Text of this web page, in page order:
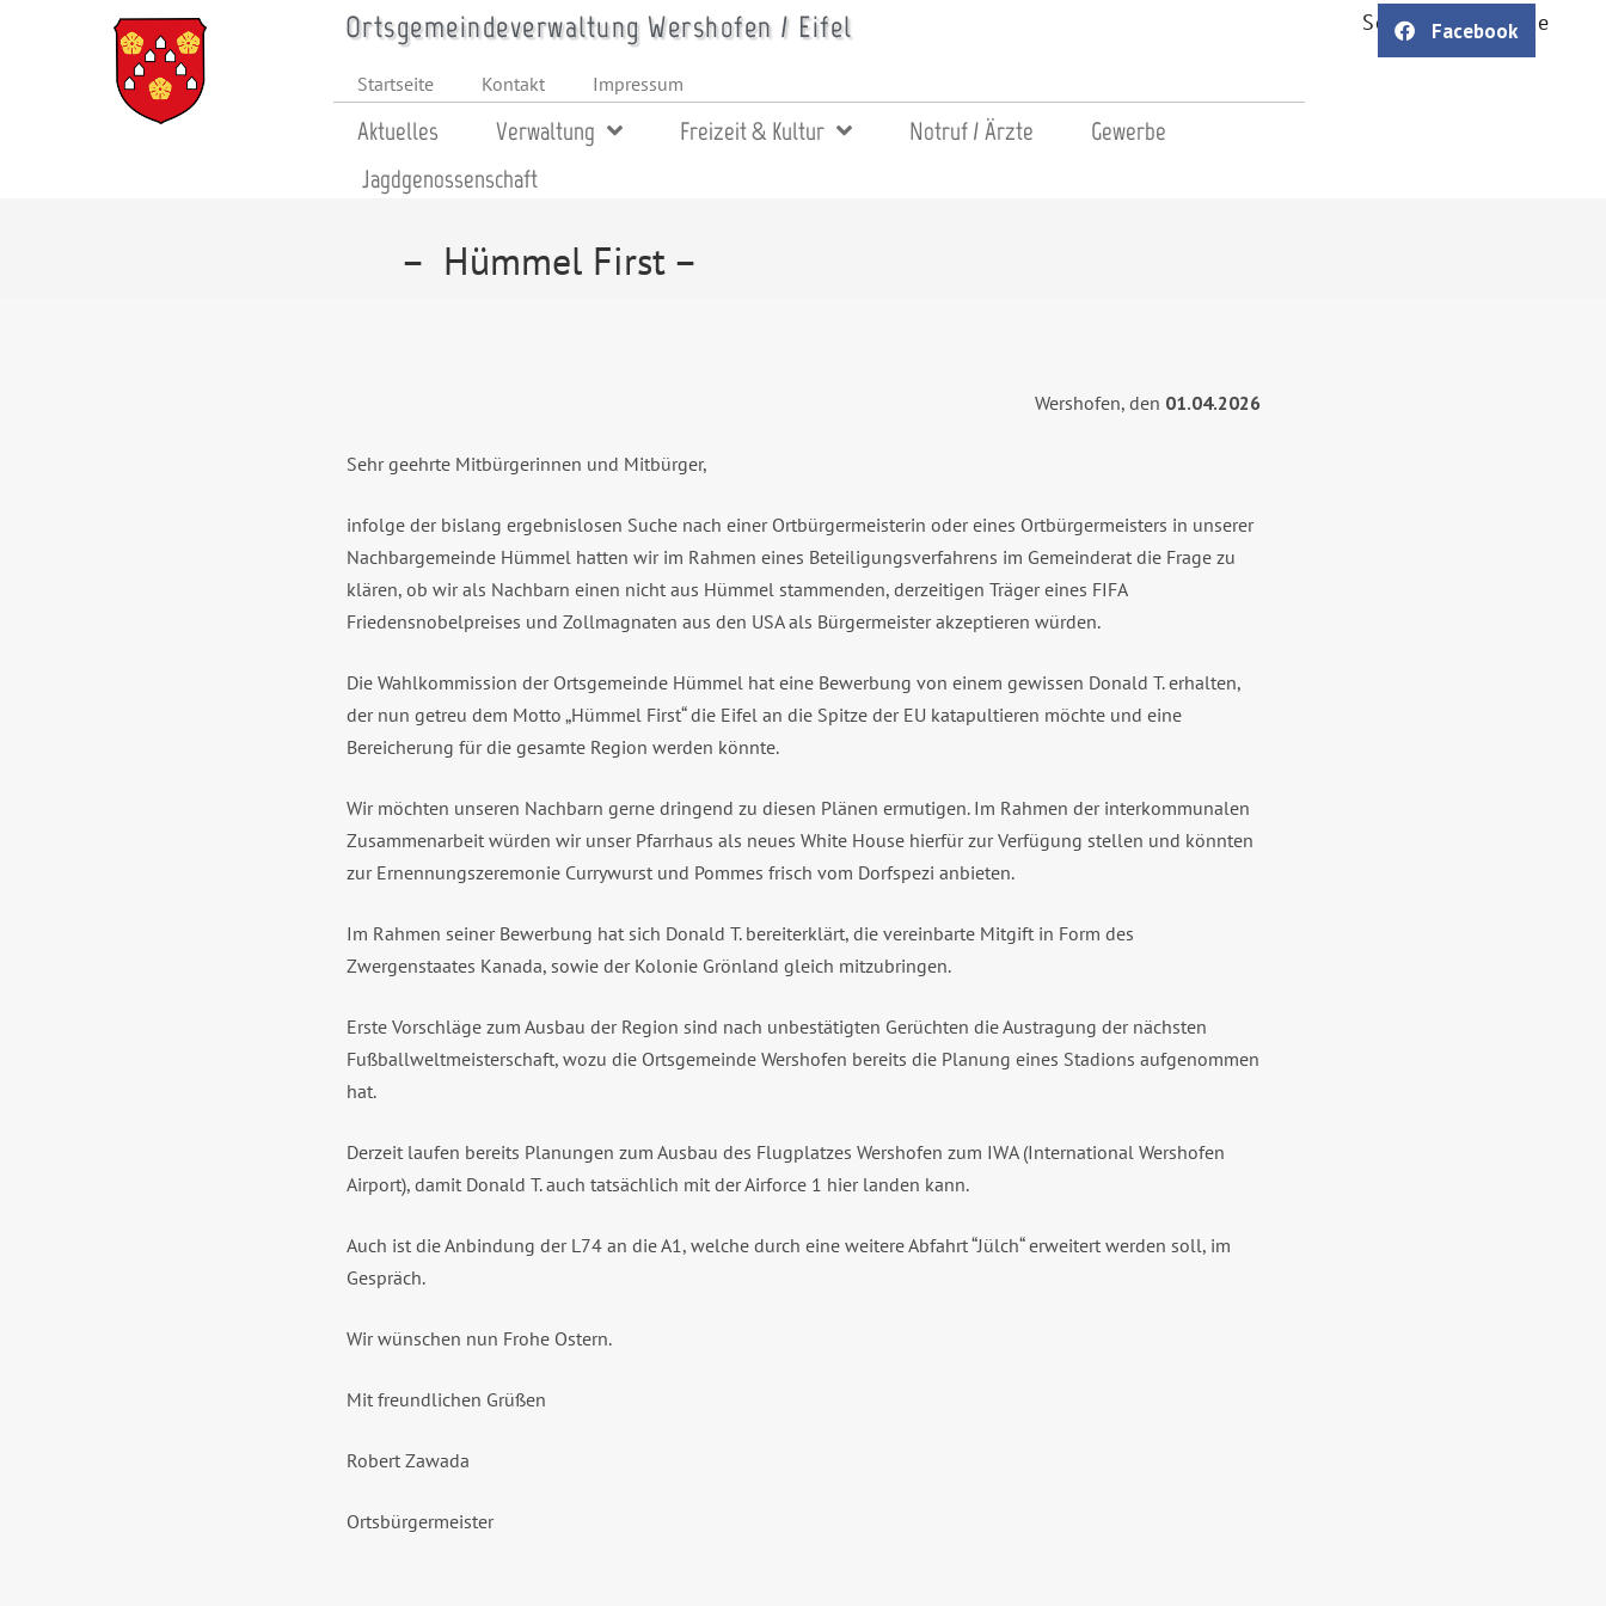
Ortsgemeindeverwaltung Wershofen / Eifel
Startseite Kontakt Impressum
Aktuelles Verwaltung Freizeit & Kultur Notruf / Ärzte
Gewerbe
Jagdgenossenschaft
Soziale Netzwerke
Facebook
– Hümmel First –
Wershofen, den 01.04.2026
Sehr geehrte Mitbürgerinnen und Mitbürger,
infolge der bislang ergebnislosen Suche nach einer Ortbürgermeisterin oder eines Ortbürgermeisters in unserer
Nachbargemeinde Hümmel hatten wir im Rahmen eines Beteiligungsverfahrens im Gemeinderat die Frage zu
klären, ob wir als Nachbarn einen nicht aus Hümmel stammenden, derzeitigen Träger eines FIFA
Friedensnobelpreises und Zollmagnaten aus den USA als Bürgermeister akzeptieren würden.
Die Wahlkommission der Ortsgemeinde Hümmel hat eine Bewerbung von einem gewissen Donald T. erhalten,
der nun getreu dem Motto „Hümmel First“ die Eifel an die Spitze der EU katapultieren möchte und eine
Bereicherung für die gesamte Region werden könnte.
Wir möchten unseren Nachbarn gerne dringend zu diesen Plänen ermutigen. Im Rahmen der interkommunalen
Zusammenarbeit würden wir unser Pfarrhaus als neues White House hierfür zur Verfügung stellen und könnten
zur Ernennungszeremonie Currywurst und Pommes frisch vom Dorfspezi anbieten.
Im Rahmen seiner Bewerbung hat sich Donald T. bereiterklärt, die vereinbarte Mitgift in Form des
Zwergenstaates Kanada, sowie der Kolonie Grönland gleich mitzubringen.
Erste Vorschläge zum Ausbau der Region sind nach unbestätigten Gerüchten die Austragung der nächsten
Fußballweltmeisterschaft, wozu die Ortsgemeinde Wershofen bereits die Planung eines Stadions aufgenommen
hat.
Derzeit laufen bereits Planungen zum Ausbau des Flugplatzes Wershofen zum IWA (International Wershofen
Airport), damit Donald T. auch tatsächlich mit der Airforce 1 hier landen kann.
Auch ist die Anbindung der L74 an die A1, welche durch eine weitere Abfahrt “Jülch“ erweitert werden soll, im
Gespräch.
Wir wünschen nun Frohe Ostern.
Mit freundlichen Grüßen
Robert Zawada
Ortsbürgermeister